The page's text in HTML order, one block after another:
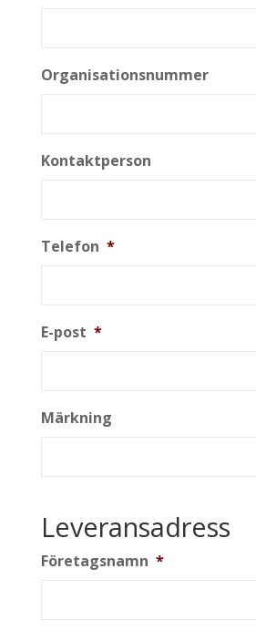
Organisationsnummer
Kontaktperson
Telefon *
E-post *
Märkning
Leveransadress
Företagsnamn *